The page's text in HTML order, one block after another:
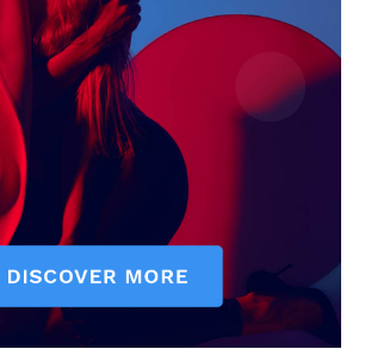
News Week
Magazine PRO